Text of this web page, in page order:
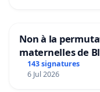
Non à la
maternelles de
Préservons la
143 signatures
6 Jul 2026